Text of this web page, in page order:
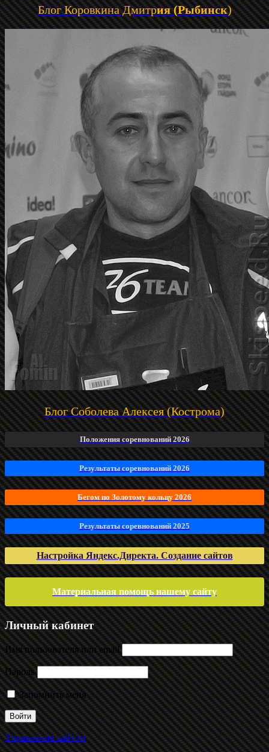
Блог Коровкина Дмитрия (Рыбинск)
Блог Соболева Алексея (Кострома)
Положения соревнований 2026
Результаты соревнований 2026
Бегом по Золотому кольцу 2026
Результаты соревнований 2025
Настройка Яндекс.Директа. Создание сайтов
Материальная помощь нашему сайту
Личный кабинет
Имя пользователя или email
Пароль
Запомнить меня
Управление сайтом